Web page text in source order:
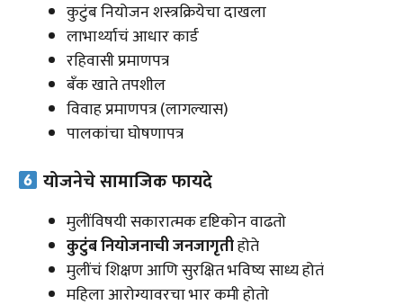
कुटुंब नियोजन शस्त्रक्रियेचा दाखला
लाभार्थ्याचं आधार कार्ड
रहिवासी प्रमाणपत्र
बँक खाते तपशील
विवाह प्रमाणपत्र (लागल्यास)
पालकांचा घोषणापत्र
योजनेचे सामाजिक फायदे
मुलींविषयी सकारात्मक दृष्टिकोन वाढतो
कुटुंब नियोजनाची जनजागृतीहोते
मुलींचं शिक्षण आणि सुरक्षित भविष्य साध्य होतं
महिला आरोग्यावरचा भार कमी होतो